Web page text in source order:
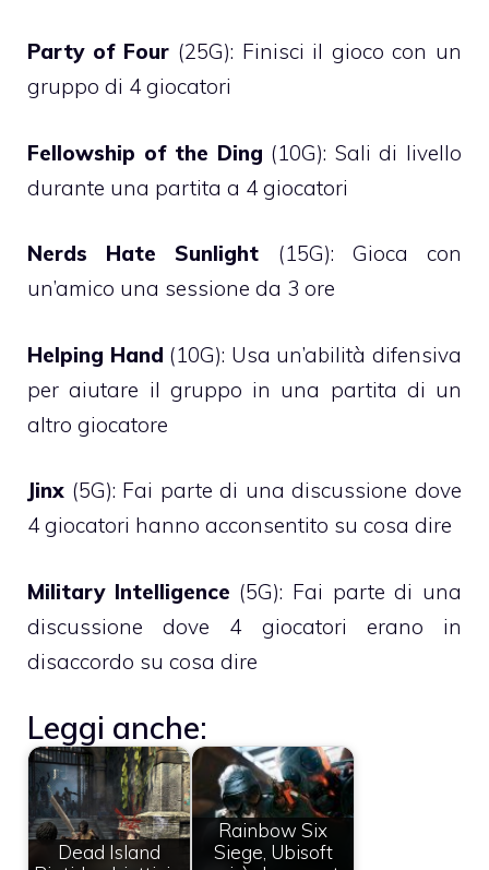
Party of Four (25G): Finisci il gioco con un
gruppo di 4 giocatori
Fellowship of the Ding (10G): Sali di livello
durante una partita a 4 giocatori
Nerds Hate Sunlight (15G): Gioca con
un’amico una sessione da 3 ore
Helping Hand (10G): Usa un’abilità difensiva
per aiutare il gruppo in una partita di un
altro giocatore
Jinx (5G): Fai parte di una discussione dove
4 giocatori hanno acconsentito su cosa dire
Military Intelligence (5G): Fai parte di una
discussione dove 4 giocatori erano in
disaccordo su cosa dire
Leggi anche:
Dead Island
Rainbow Six
Siege, Ubisoft